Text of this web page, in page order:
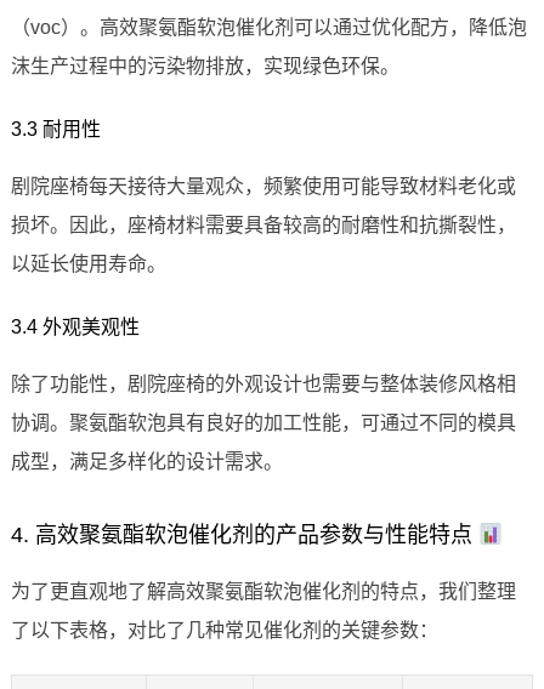
（voc）。高效聚氨酯软泡催化剂可以通过优化配方，降低泡
沫生产过程中的污染物排放，实现绿色环保。
3.3 耐用性
剧院座椅每天接待大量观众，频繁使用可能导致材料老化或
损坏。因此，座椅材料需要具备较高的耐磨性和抗撕裂性，
以延长使用寿命。
3.4 外观美观性
除了功能性，剧院座椅的外观设计也需要与整体装修风格相
协调。聚氨酯软泡具有良好的加工性能，可通过不同的模具
成型，满足多样化的设计需求。
4. 高效聚氨酯软泡催化剂的产品参数与性能特点
为了更直观地了解高效聚氨酯软泡催化剂的特点，我们整理
了以下表格，对比了几种常见催化剂的关键参数：